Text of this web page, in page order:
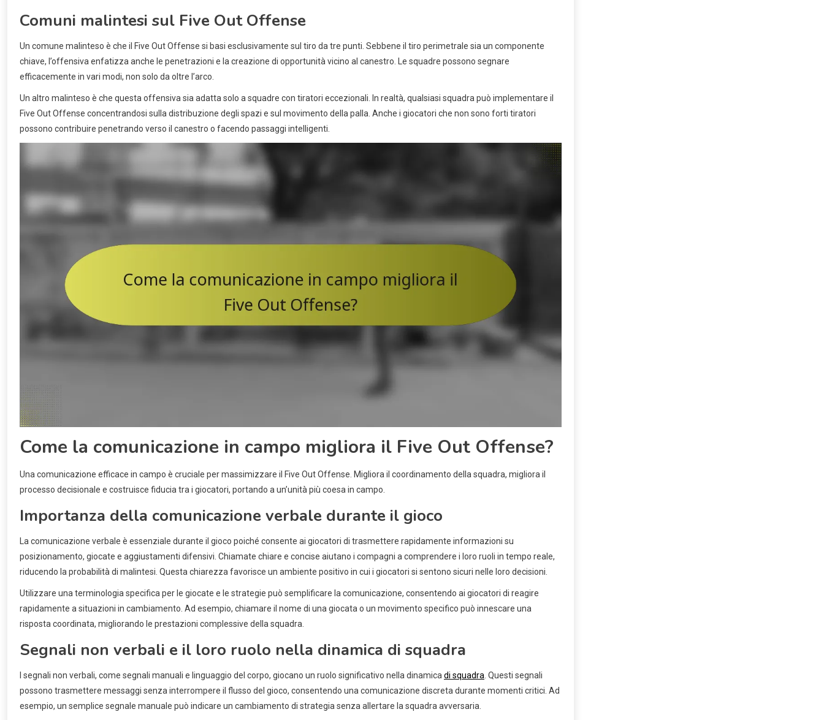
Comuni malintesi sul Five Out Offense
Un comune malinteso è che il Five Out Offense si basi esclusivamente sul tiro da tre punti. Sebbene il tiro perimetrale sia un componente
chiave, l’offensiva enfatizza anche le penetrazioni e la creazione di opportunità vicino al canestro. Le squadre possono segnare
efficacemente in vari modi, non solo da oltre l’arco.
Un altro malinteso è che questa offensiva sia adatta solo a squadre con tiratori eccezionali. In realtà, qualsiasi squadra può implementare il
Five Out Offense concentrandosi sulla distribuzione degli spazi e sul movimento della palla. Anche i giocatori che non sono forti tiratori
possono contribuire penetrando verso il canestro o facendo passaggi intelligenti.
Come la comunicazione in campo migliora il Five Out Offense?
Una comunicazione efficace in campo è cruciale per massimizzare il Five Out Offense. Migliora il coordinamento della squadra, migliora il
processo decisionale e costruisce fiducia tra i giocatori, portando a un’unità più coesa in campo.
Importanza della comunicazione verbale durante il gioco
La comunicazione verbale è essenziale durante il gioco poiché consente ai giocatori di trasmettere rapidamente informazioni su
posizionamento, giocate e aggiustamenti difensivi. Chiamate chiare e concise aiutano i compagni a comprendere i loro ruoli in tempo reale,
riducendo la probabilità di malintesi. Questa chiarezza favorisce un ambiente positivo in cui i giocatori si sentono sicuri nelle loro decisioni.
Utilizzare una terminologia specifica per le giocate e le strategie può semplificare la comunicazione, consentendo ai giocatori di reagire
rapidamente a situazioni in cambiamento. Ad esempio, chiamare il nome di una giocata o un movimento specifico può innescare una
risposta coordinata, migliorando le prestazioni complessive della squadra.
Segnali non verbali e il loro ruolo nella dinamica di squadra
I segnali non verbali, come segnali manuali e linguaggio del corpo, giocano un ruolo significativo nella dinamica di squadra . Questi segnali
possono trasmettere messaggi senza interrompere il flusso del gioco, consentendo una comunicazione discreta durante momenti critici. Ad
esempio, un semplice segnale manuale può indicare un cambiamento di strategia senza allertare la squadra avversaria.